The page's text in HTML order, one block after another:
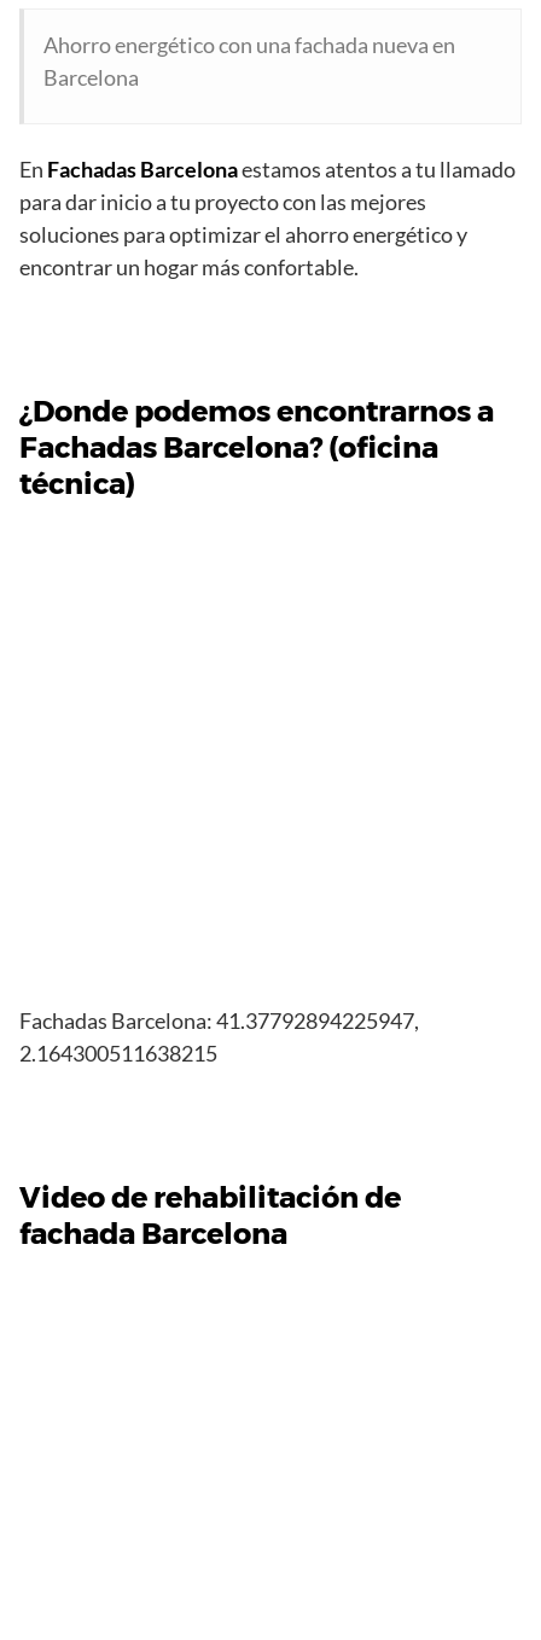
Ahorro energético con una fachada nueva en
Barcelona
En Fachadas Barcelonaestamos atentos a tu llamado
para dar inicio a tu proyecto con las mejores
soluciones para optimizar el ahorro energético y
encontrar un hogar más confortable.
¿Donde podemos encontrarnos a
Fachadas Barcelona? (oficina
técnica)
Fachadas Barcelona: 41.37792894225947,
2.164300511638215
Video de rehabilitación de
fachada Barcelona